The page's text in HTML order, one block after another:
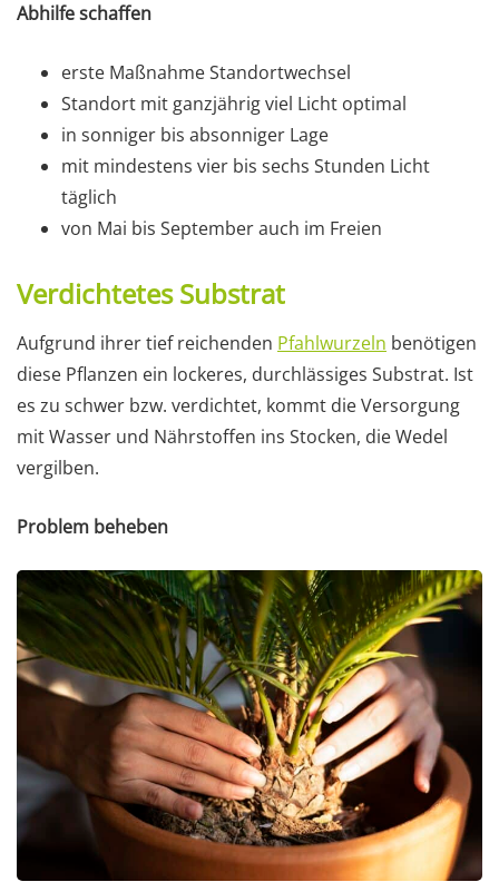
Abhilfe schaffen
erste Maßnahme Standortwechsel
Standort mit ganzjährig viel Licht optimal
in sonniger bis absonniger Lage
mit mindestens vier bis sechs Stunden Licht
täglich
von Mai bis September auch im Freien
Verdichtetes Substrat
Aufgrund ihrer tief reichenden Pfahlwurzeln benötigen
diese Pflanzen ein lockeres, durchlässiges Substrat. Ist
es zu schwer bzw. verdichtet, kommt die Versorgung
mit Wasser und Nährstoffen ins Stocken, die Wedel
vergilben.
Problem beheben